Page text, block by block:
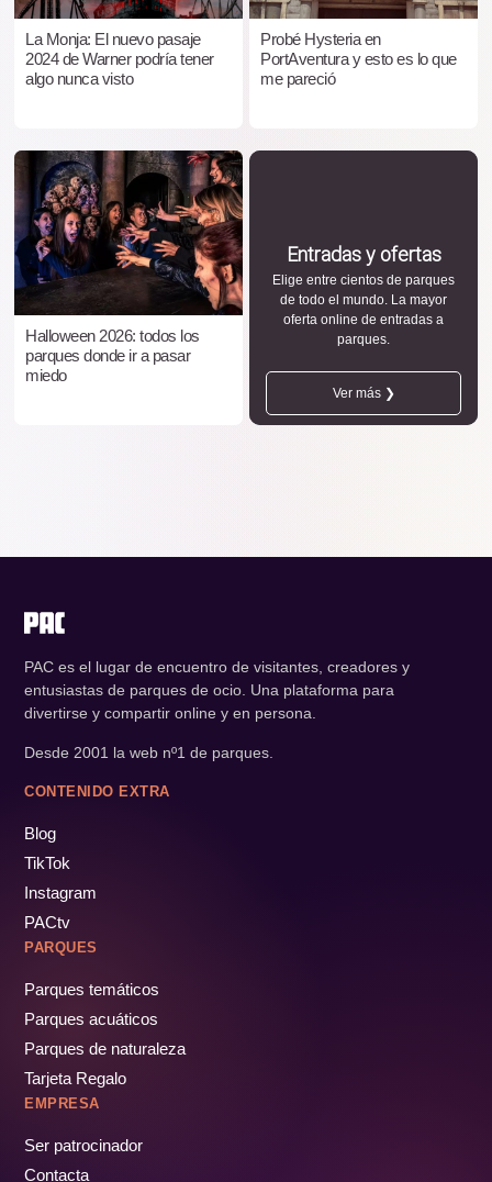
La Monja: El nuevo pasaje
2024 de Warner podría tener
algo nunca visto
Probé Hysteria en
PortAventura y esto es lo que
me pareció
Halloween 2026: todos los
parques donde ir a pasar
miedo
Entradas y ofertas
Elige entre cientos de parques
de todo el mundo. La mayor
oferta online de entradas a
parques.
Ver más ❯
PAC es el lugar de encuentro de visitantes, creadores y
entusiastas de parques de ocio. Una plataforma para
divertirse y compartir online y en persona.
Desde 2001 la web nº1 de parques.
CONTENIDO EXTRA
Blog
TikTok
Instagram
PACtv
PARQUES
Parques temáticos
Parques acuáticos
Parques de naturaleza
Tarjeta Regalo
EMPRESA
Ser patrocinador
Contacta